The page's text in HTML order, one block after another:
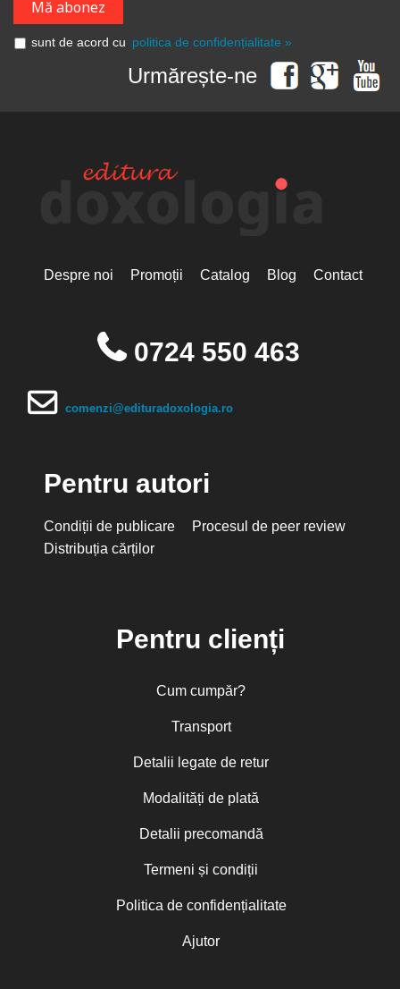
sunt de acord cu politica de confidențialitate »
Urmărește-ne
Despre noi Promoții Catalog Blog Contact
0724 550 463
comenzi@edituradoxologia.ro
Pentru autori
Condiții de publicare
Procesul de peer review
Distribuția cărților
Pentru clienți
Cum cumpăr?
Transport
Detalii legate de retur
Modalități de plată
Detalii precomandă
Termeni și condiții
Politica de confidențialitate
Ajutor